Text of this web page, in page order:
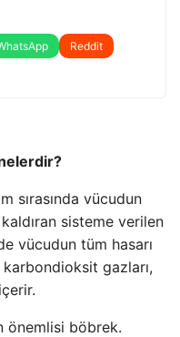
Reddit
sırasında vücudun
sisteme verilen
vücudun tüm hasarı
karbondioksit gazları,
önemlisi böbrek.